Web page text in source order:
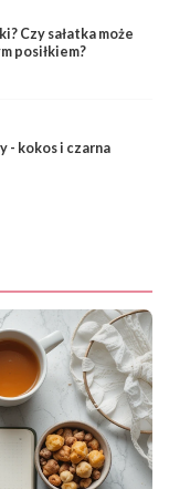
Czy sałatka może
posiłkiem?
- kokos i czarna